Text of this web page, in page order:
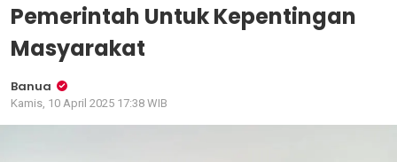
Pemerintah Untuk Kepentingan
Masyarakat
Banua
Kamis, 10 April 2025 17:38 WIB